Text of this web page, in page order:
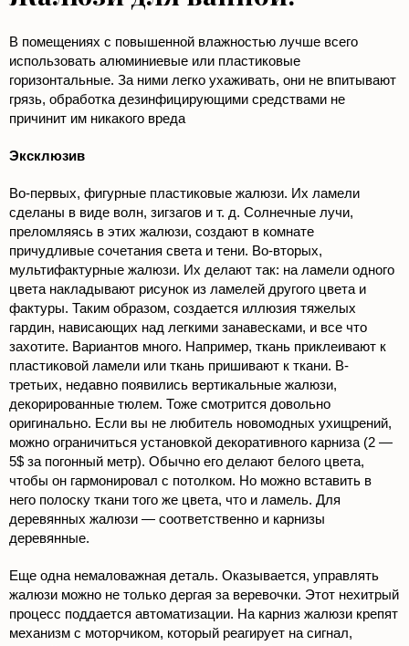
В помещениях с повышенной влажностью лучше всего
использовать алюминиевые или пластиковые
горизонтальные. За ними легко ухаживать, они не впитывают
грязь, обработка дезинфицирующими средствами не
причинит им никакого вреда
Эксклюзив
Во-первых, фигурные пластиковые жалюзи. Их ламели
сделаны в виде волн, зигзагов и т. д. Солнечные лучи,
преломляясь в этих жалюзи, создают в комнате
причудливые сочетания света и тени. Во-вторых,
мультифактурные жалюзи. Их делают так: на ламели одного
цвета накладывают рисунок из ламелей другого цвета и
фактуры. Таким образом, создается иллюзия тяжелых
гардин, нависающих над легкими занавесками, и все что
захотите. Вариантов много. Например, ткань приклеивают к
пластиковой ламели или ткань пришивают к ткани. В-
третьих, недавно появились вертикальные жалюзи,
декорированные тюлем. Тоже смотрится довольно
оригинально. Если вы не любитель новомодных ухищрений,
можно ограничиться установкой декоративного карниза (2 —
5$ за погонный метр). Обычно его делают белого цвета,
чтобы он гармонировал с потолком. Но можно вставить в
него полоску ткани того же цвета, что и ламель. Для
деревянных жалюзи — соответственно и карнизы
деревянные.
Еще одна немаловажная деталь. Оказывается, управлять
жалюзи можно не только дергая за веревочки. Этот нехитрый
процесс поддается автоматизации. На карниз жалюзи крепят
механизм с моторчиком, который реагирует на сигнал,